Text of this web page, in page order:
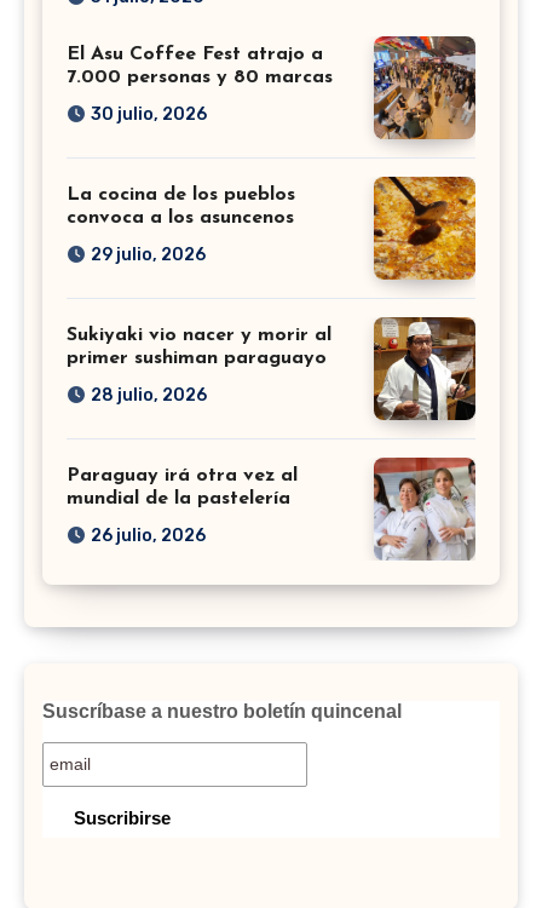
El Asu Coffee Fest atrajo a
7.000 personas y 80 marcas
30 julio, 2026
La cocina de los pueblos
convoca a los asuncenos
29 julio, 2026
Sukiyaki vio nacer y morir al
primer sushiman paraguayo
28 julio, 2026
Paraguay irá otra vez al
mundial de la pastelería
26 julio, 2026
Suscríbase a nuestro boletín quincenal